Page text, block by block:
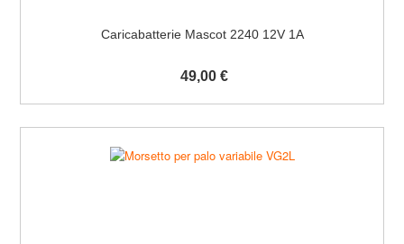
Caricabatterie Mascot 2240 12V 1A
49,00 €